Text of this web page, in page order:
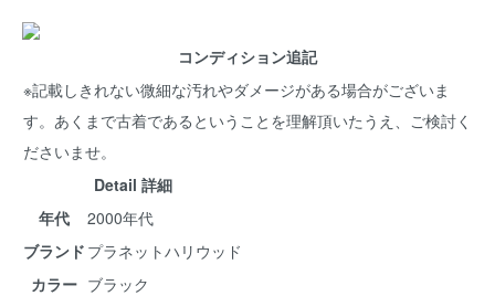
コンディション追記
※記載しきれない微細な汚れやダメージがある場合がございま
す。あくまで古着であるということを理解頂いたうえ、ご検討く
ださいませ。
Detail 詳細
年代
2000年代
ブランド プラネットハリウッド
カラー ブラック